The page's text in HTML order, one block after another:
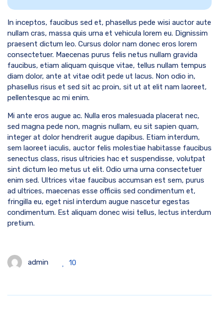
In inceptos, faucibus sed et, phasellus pede wisi auctor aute
nullam cras, massa quis urna et vehicula lorem eu. Dignissim
praesent dictum leo. Cursus dolor nam donec eros lorem
consectetuer. Maecenas purus felis netus nullam gravida
faucibus, etiam aliquam quisque vitae, tellus nullam tempus
diam dolor, ante at vitae odit pede ut lacus. Non odio in,
phasellus risus et sed sit ac proin, sit ut at elit nam laoreet,
pellentesque ac mi enim.
Mi ante eros augue ac. Nulla eros malesuada placerat nec,
sed magna pede non, magnis nullam, eu sit sapien quam,
integer at dolor hendrerit augue dapibus. Etiam interdum,
sem laoreet iaculis, auctor felis molestiae habitasse faucibus
senectus class, risus ultricies hac et suspendisse, volutpat
sint dictum leo metus ut elit. Odio urna urna consectetuer
enim sed. Ultrices vitae faucibus accumsan est sem, purus
ad ultrices, maecenas esse officiis sed condimentum et,
fringilla eu, eget nisl interdum augue nascetur egestas
condimentum. Est aliquam donec wisi tellus, lectus interdum
pretium.
admin 10